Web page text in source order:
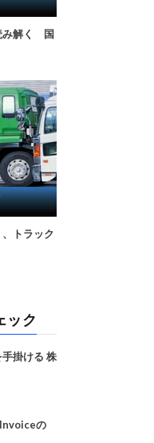
み解く 国
トラック
ック
掛ける 株
の